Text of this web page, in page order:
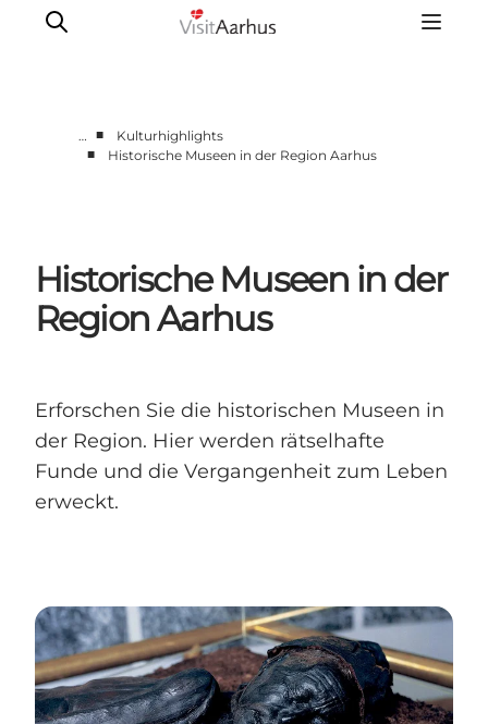
Reiseplanung
Transport
… ■
Kulturhighlights
■
Historische Museen in der Region Aarhus
Historische Museen in der
Region Aarhus
Erforschen Sie die historischen Museen in
der Region. Hier werden rätselhafte
Funde und die Vergangenheit zum Leben
erweckt.